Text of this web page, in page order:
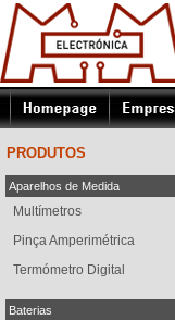
PRODUTOS
Aparelhos de Medida
Multímetros
Pinça Amperimétrica
Termómetro Digital
Baterias